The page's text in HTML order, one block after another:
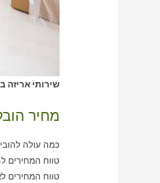
שירותי אריזה
מחיר
כמה עולה להוביל דירה חדר 1 בארבל
טווח המחירים להובלת דירה
טווח המחירים לאריזה דירה